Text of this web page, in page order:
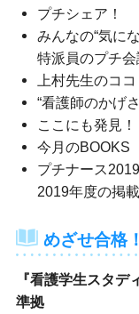
プチシェア！
みんなの“気に
特派員のプチ
上村先生のコ
“看護師のかげ
ここにも発見
今月のBOOKS
プチナース
2019年度の掲
めざせ合格
『看護学生スタ
準拠